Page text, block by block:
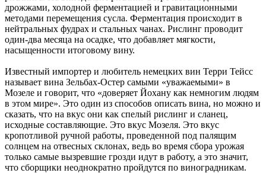
дрожжами, холодной ферментацией и гравитационными
методами перемещения сусла. Ферментация происходит в
нейтральных фудрах и стальных чанах. Рислинг проводит
один-два месяца на осадке, что добавляет мягкости,
насыщенности итоговому вину.
Известный импортер и любитель немецких вин Терри Тейсс
называет вина Зельбах-Остер самыми «уважаемыми» в
Мозеле и говорит, что «доверяет Йохану как немногим людям
в этом мире». Это один из способов описать вина, но можно и
сказать, что на вкус они как спелый рислинг и сланец,
исходные составляющие. Это вкус Мозеля. Это вкус
кропотливой ручной работы, проведенной под палящим
солнцем на отвесных склонах, ведь во время сбора урожая
только самые вызревшие грозди идут в работу, а это значит,
что сборщики неоднократно пройдутся по виноградникам.